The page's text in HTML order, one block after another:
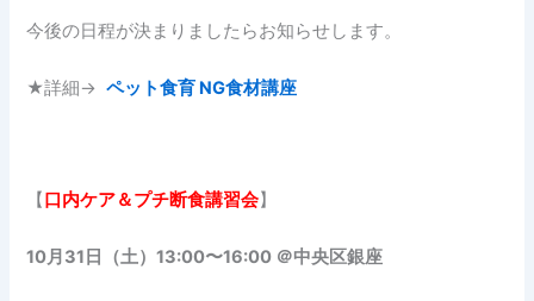
今後の日程が決まりましたらお知らせします。
★詳細→ペット食育 NG食材講座
【 口内ケア＆プチ断食講習会】
10月31日（土）13:00〜16:00 ＠中央区銀座